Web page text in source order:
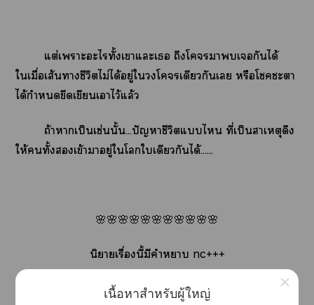
แต่เาะะไทั้งเาแะเ ถึงโาเกันได้
ใเมื่อเส้นาชีวิตไม่ได้อยู่ใโเดียวกันเ หรือโะา
ได้กำหนดขีดเขียนเาไว้แล้ว
ถ้าาเป็นเช่นนั้น...ปัญหาชีวิตแไ ที่เป็นสาเหตุดึง
ให้ทั้งเข้าาอยู่ใโใเดียวกันได้......
🌸🌸🌸🌸🌸🌸🌸🌸🌸🌸🌸
นิยายเรื่องนี้มีคำา nc+++
￼ไม่มีเาทำร้ายศิลปิน รูปาทุกรู
เนื้อหาสำหรับผู้ใหญ่
×